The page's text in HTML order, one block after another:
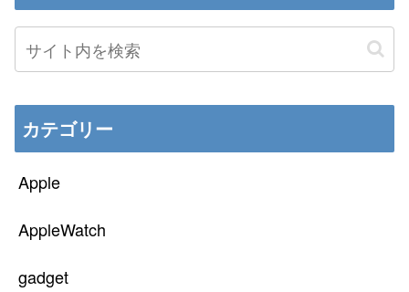
カテゴリー
Apple
AppleWatch
gadget